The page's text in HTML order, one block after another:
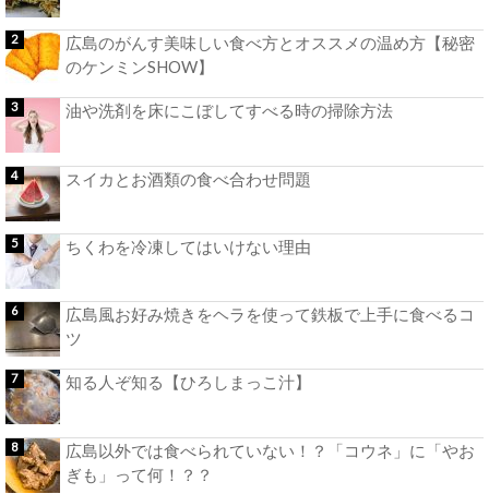
広島のがんす美味しい食べ方とオススメの温め方【秘密
のケンミンSHOW】
油や洗剤を床にこぼしてすべる時の掃除方法
スイカとお酒類の食べ合わせ問題
ちくわを冷凍してはいけない理由
広島風お好み焼きをヘラを使って鉄板で上手に食べるコ
ツ
知る人ぞ知る【ひろしまっこ汁】
広島以外では食べられていない！？「コウネ」に「やお
ぎも」って何！？？